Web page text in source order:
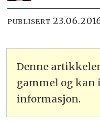
PUBLISERT
Denne
gammel og kan
informasjon.